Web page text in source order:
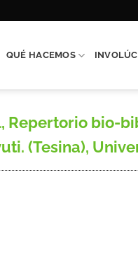
QUÉ HACEMOS
Repertorio
(Tesina),